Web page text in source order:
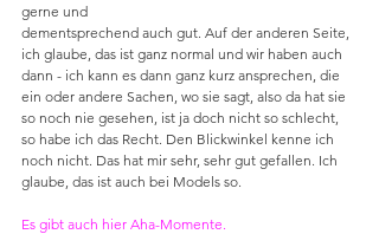
gerne und
dementsprechend auch gut. Auf der anderen Seite,
ich glaube, das ist ganz normal und wir haben auch
dann - ich kann es dann ganz kurz ansprechen, die
ein oder andere Sachen, wo sie sagt, also da hat sie
so noch nie gesehen, ist ja doch nicht so schlecht,
so habe ich das Recht. Den Blickwinkel kenne ich
noch nicht. Das hat mir sehr, sehr gut gefallen. Ich
glaube, das ist auch bei Models so.
Es gibt auch hier Aha-Momente.